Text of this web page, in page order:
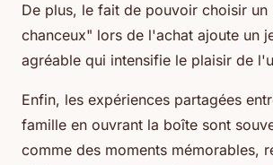
De plus, le fait de pouvoir choisir un
chanceux" lors de l'achat ajoute un
agréable qui intensifie le plaisir de
Enfin, les expériences partagées
famille en ouvrant la boîte sont
comme des moments mémorables,